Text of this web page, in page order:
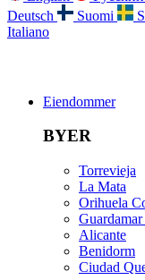
Deutsch
Suomi
Italiano
Eiendommer
BYER
Torrevieja
La Mata
Orihuela
Alicante
Benidorm
Ciudad